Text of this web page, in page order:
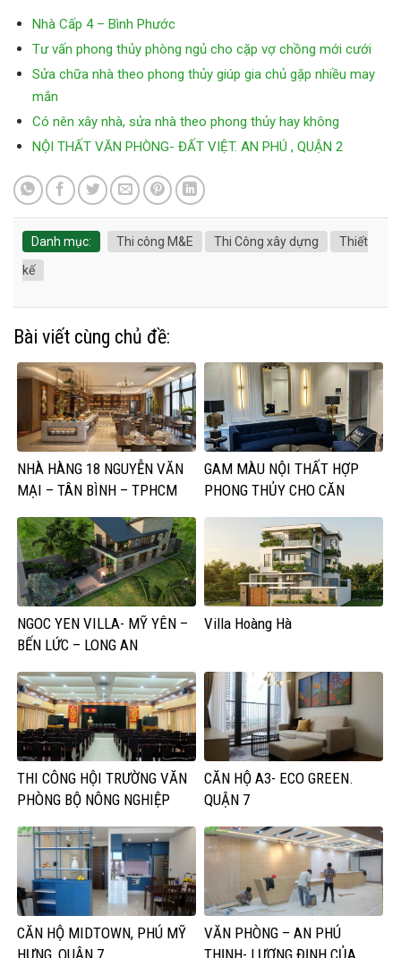
Nhà Cấp 4 – Bình Phước
Tư vấn phong thủy phòng ngủ cho cặp vợ chồng mới cưới
Sửa chữa nhà theo phong thủy giúp gia chủ gặp nhiều may
mắn
Có nên xây nhà, sửa nhà theo phong thủy hay không
NỘI THẤT VĂN PHÒNG- ĐẤT VIỆT. AN PHÚ , QUẬN 2
Danh mục: Thi công M&E Thi Công xây dựng
Thiết
kế
Bài viết cùng chủ đề:
NHÀ HÀNG 18 NGUYỄN VĂN
MẠI – TÂN BÌNH – TPHCM
GAM MÀU NỘI THẤT HỢP
PHONG THỦY CHO CĂN
NGOC YEN VILLA- MỸ YÊN –
BẾN LỨC – LONG AN
Villa Hoàng Hà
THI CÔNG HỘI TRƯỜNG VĂN
PHÒNG BỘ NÔNG NGHIỆP
CĂN HỘ A3- ECO GREEN.
QUẬN 7
CĂN HỘ MIDTOWN, PHÚ MỸ
HƯNG, QUẬN 7
VĂN PHÒNG – AN PHÚ
THỊNH- LƯƠNG ĐỊNH CỦA,